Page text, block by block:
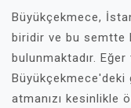
Büyükçekmece,
biridir ve bu semtte
bulunmaktadır.
Büyükçekmece'deki
atmanızı kesinlikle